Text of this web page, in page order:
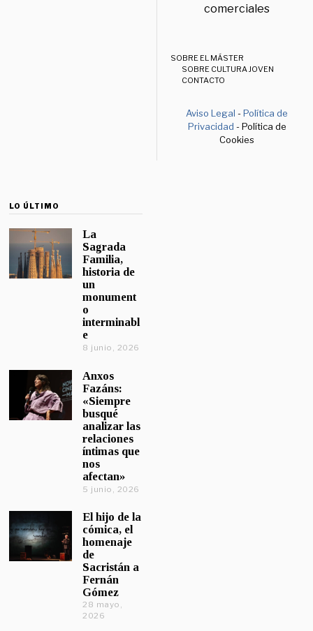
comerciales
SOBRE EL MÁSTER
SOBRE CULTURA JOVEN
CONTACTO
Aviso Legal -Política de
Privacidad - Política de
Cookies
LO ÚLTIMO
La
Sagrada
Familia,
historia de
un
monument
o
interminabl
e
8 junio, 2026
Anxos
Fazáns:
«Siempre
busqué
analizar las
relaciones
íntimas que
nos
afectan»
5 junio, 2026
El hijo de la
cómica, el
homenaje
de
Sacristán a
Fernán
Gómez
28 mayo,
2026